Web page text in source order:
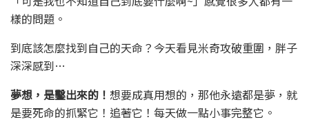
樣的問題。
到底該怎麼找到自己的天命？今天看見米奇攻破重圍，胖子
深深感到…
夢想，是鑿出來的！ 想要成真用想的，那他永遠都是夢，就
是要死命的抓緊它！追著它！每天做一點小事完整它。